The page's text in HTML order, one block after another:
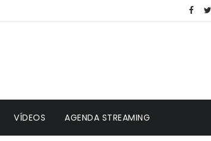
VÍDEOS AGENDA STREAMING